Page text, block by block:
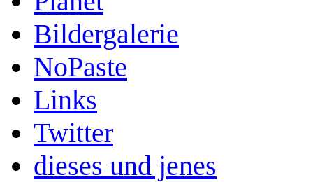
Bildergalerie
NoPaste
Links
Twitter
dieses und jenes